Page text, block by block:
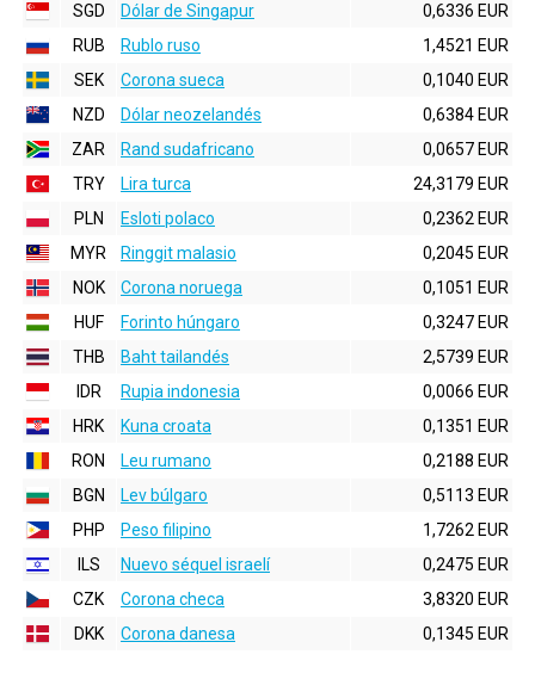
SGD
Dólar de Singapur
0,6336 EUR
RUB
Rublo ruso
1,4521 EUR
SEK
Corona sueca
0,1040 EUR
NZD
Dólar neozelandés
0,6384 EUR
ZAR
Rand sudafricano
0,0657 EUR
TRY
Lira turca
24,3179 EUR
PLN
Esloti polaco
0,2362 EUR
MYR
Ringgit malasio
0,2045 EUR
NOK
Corona noruega
0,1051 EUR
HUF
Forinto húngaro
0,3247 EUR
THB
Baht tailandés
2,5739 EUR
IDR
Rupia indonesia
0,0066 EUR
HRK
Kuna croata
0,1351 EUR
RON
Leu rumano
0,2188 EUR
BGN
Lev búlgaro
0,5113 EUR
PHP
Peso filipino
1,7262 EUR
ILS
Nuevo séquel israelí
0,2475 EUR
CZK
Corona checa
3,8320 EUR
DKK
Corona danesa 0,1345 EUR